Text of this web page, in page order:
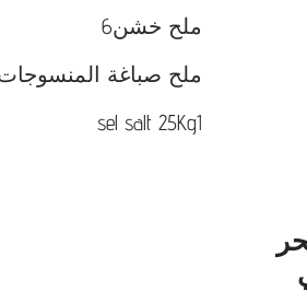
ملح خشن6
ملح صباغة
sel salt 25Kg1